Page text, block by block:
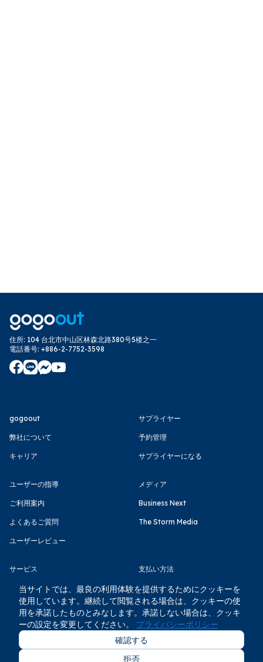
住所: 104 台北市中山区林森北路380号5楼之一
電話番号: +886-2-7752-3598
gogoout
弊社について
キャリア
サプライヤー
予約管理
サプライヤーになる
ユーザーの指導
ご利用案内
よくあるご質問
ユーザーレビュー
メディア
Business Next
The Storm Media
サービス
利用規約
プライバシーポリシー
支払い方法
当サイトでは、最良の利用体験を提供するためにクッキーを
使用しています。継続して閲覧される場合は、クッキーの使
用を承諾したものとみなします。承諾しない場合は、クッキ
ーの設定を変更してください。 プライバシーポリシー
確認する
拒否